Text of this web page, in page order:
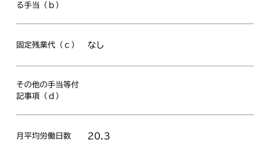
る手当（ｂ）
固定残業代（ｃ） なし
その他の手当等付
記事項（ｄ）
月平均労働日数 20.3